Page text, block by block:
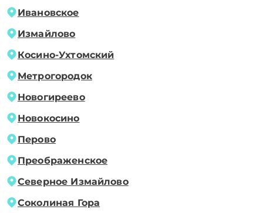
Ивановское
Измайлово
Косино-Ухтомский
Метрогородок
Новогиреево
Новокосино
Перово
Преображенское
Северное Измайлово
Соколиная Гора